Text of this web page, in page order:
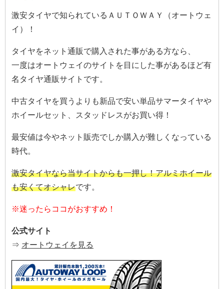
激安タイヤで知られているＡＵＴＯＷＡＹ（オートウェ
イ）！
タイヤをネット通販で購入された事がある方なら、
一度はオートウェイのサイトを目にした事があるほど有
名タイヤ通販サイトです。
中古タイヤを買うよりも新品で安い単品サマータイヤや
ホイールセット、スタッドレスがお買い得！
最安値は今やネット販売でしか購入が難しくなっている
時代。
激安タイヤなら当サイトからも一押し！アルミホイール
も安くてオシャレです。
※迷ったらココがおすすめ！
公式サイト
⇒ オートウェイを見る